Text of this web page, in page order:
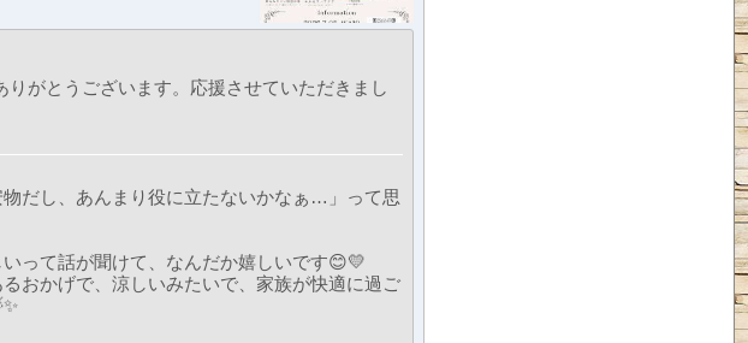
がとうございます。応援させていただきまし
だし、あんまり役に立たないかなぁ…」って思
って話が聞けて、なんだか嬉しいです😊💛
おかげで、涼しいみたいで、家族が快適に過ご